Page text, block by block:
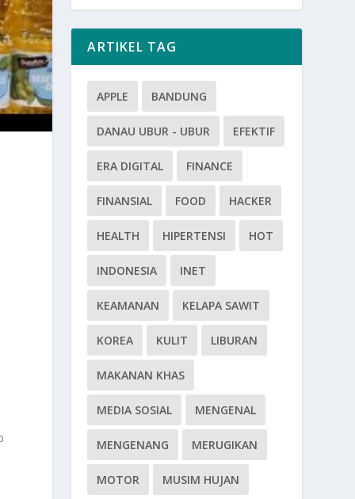
ARTIKEL TAG
APPLE BANDUNG
DANAU UBUR - UBUR EFEKTIF
ERA DIGITAL FINANCE
FINANSIAL FOOD HACKER
HEALTH HIPERTENSI HOT
INDONESIA INET
KEAMANAN KELAPA SAWIT
KOREA KULIT LIBURAN
MAKANAN KHAS
MEDIA SOSIAL MENGENAL
MENGENANG MERUGIKAN
MOTOR MUSIM HUJAN